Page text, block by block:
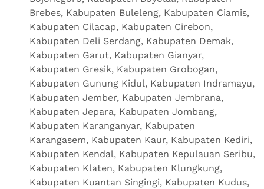
Brebes, Kabupaten Buleleng, Kabupaten Ciamis,
Kabupaten Cilacap, Kabupaten Cirebon,
Kabupaten Deli Serdang, Kabupaten Demak,
Kabupaten Garut, Kabupaten Gianyar,
Kabupaten Gresik, Kabupaten Grobogan,
Kabupaten Gunung Kidul, Kabupaten Indramayu,
Kabupaten Jember, Kabupaten Jembrana,
Kabupaten Jepara, Kabupaten Jombang,
Kabupaten Karanganyar, Kabupaten
Karangasem, Kabupaten Kaur, Kabupaten Kediri,
Kabupaten Kendal, Kabupaten Kepulauan Seribu,
Kabupaten Klaten, Kabupaten Klungkung,
Kabupaten Kuantan Singingi, Kabupaten Kudus,